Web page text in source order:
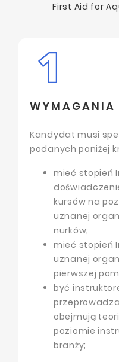
First Aid for
WYMAGANIA
Kandydat musi
podanych poniżej
mieć stopień
kursów na
uznanej
nurków;
mieć stopień
uznanej
pierwszej
być
obejmują
poziomie
branży;